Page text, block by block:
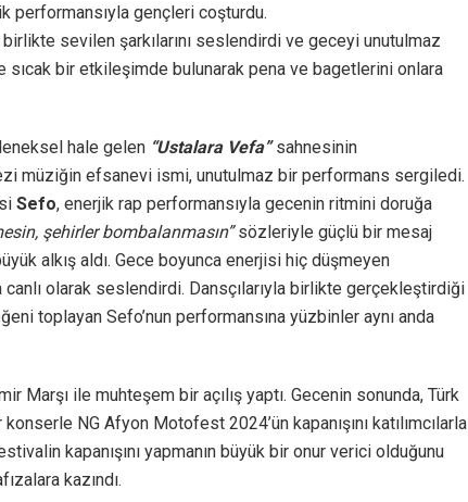
performansıyla gençleri coşturdu.
sevilen şarkılarını seslendirdi ve geceyi unutulmaz
sıcak bir etkileşimde bulunarak pena ve bagetlerini onlara
hale gelen “Ustalara Vefa”sahnesinin
müziğin efsanevi ismi, unutulmaz bir performans sergiledi.
Sefo, enerjik rap performansıyla gecenin ritmini doruğa
şehirler bombalanmasın”sözleriyle güçlü bir mesaj
alkış aldı. Gece boyunca enerjisi hiç düşmeyen
canlı olarak seslendirdi. Dansçılarıyla birlikte gerçekleştirdiği
toplayan Sefo’nun performansına yüzbinler aynı anda
Marşı ile muhteşem bir açılış yaptı. Gecenin sonunda, Türk
NG Afyon Motofest 2024’ün kapanışını katılımcılarla
kapanışını yapmanın büyük bir onur verici olduğunu
kazındı.